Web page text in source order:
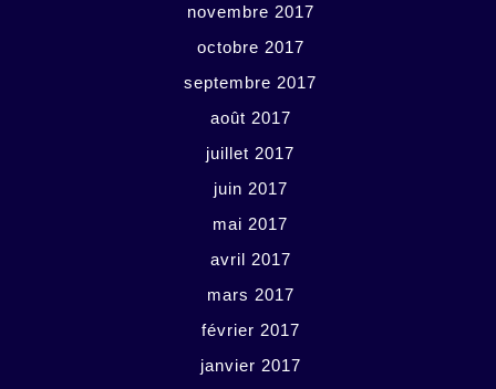
novembre 2017
octobre 2017
septembre 2017
août 2017
juillet 2017
juin 2017
mai 2017
avril 2017
mars 2017
février 2017
janvier 2017